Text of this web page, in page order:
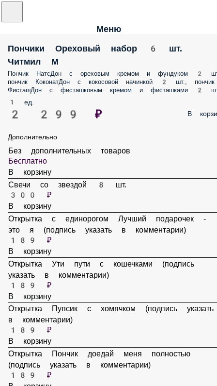
Меню
Пончики Ореховый набор 6 шт. Читмил М
Пончик НатсДон с ореховым кремом и фундуком 2 шт., пончик
фисташковым кремом и фисташками 2 шт.
1 ед.
2 299 ₽
Бесплатно
В корзину
Свечи со звездой 8 шт.
300 ₽
В корзину
Открытка с единорогом Лучший подарочек - это я (подпись
указать в комментарии)
189 ₽
В корзину
Открытка Ути пути с кошечками (подпись указать в
комментарии)
189 ₽
В корзину
комментарии)
189 ₽
В корзину